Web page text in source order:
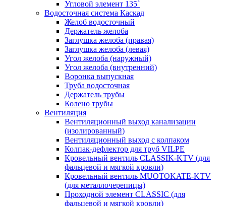
Угловой элемент 135˚
Водосточная система Каскад
Желоб водосточный
Держатель желоба
Заглушка желоба (правая)
Заглушка желоба (левая)
Угол желоба (наружный)
Угол желоба (внутренний)
Воронка выпускная
Труба водосточная
Держатель трубы
Колено трубы
Вентиляция
Вентиляционный выход канализации
(изолированный)
Вентиляционный выход с колпаком
Колпак-дефлектор для труб VILPE
Кровельный вентиль CLASSIK-KTV (для
фальцевой и мягкой кровли)
Кровельный вентиль MUOTOKATE-KTV
(для металлочерепицы)
Проходной элемент CLASSIC (для
фальцевой и мягкой кровли)